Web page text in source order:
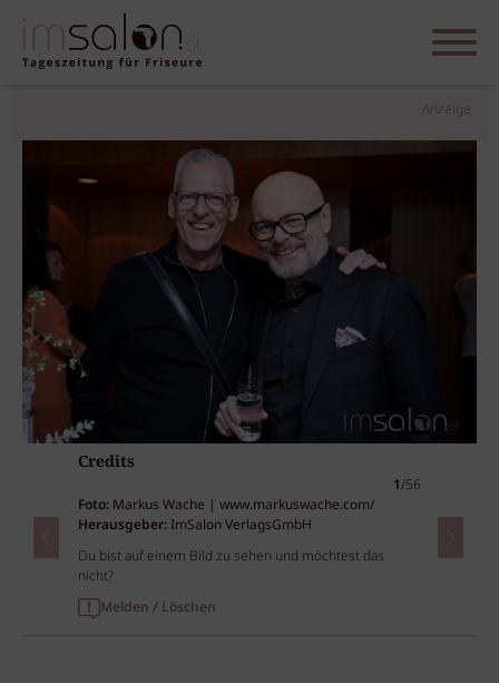
Anzeige
Credits
1/56
Foto: Markus Wache | www.markuswache.com/
Herausgeber:ImSalon VerlagsGmbH
Du bist auf einem Bild zu sehen und möchtest das
nicht?
Melden / Löschen